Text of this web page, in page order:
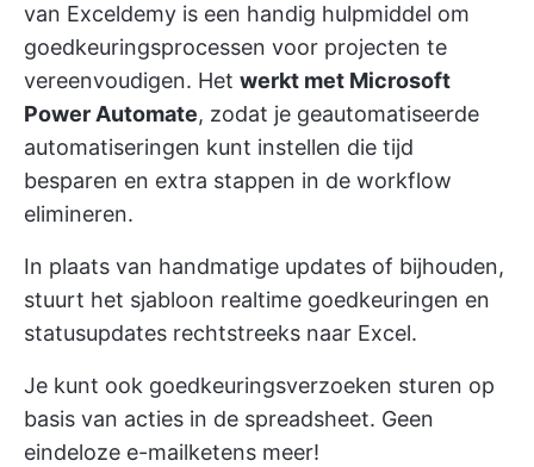
van Exceldemy is een handig hulpmiddel om
goedkeuringsprocessen voor projecten te
vereenvoudigen. Het werkt met Microsoft
Power Automate, zodat je geautomatiseerde
automatiseringen kunt instellen die tijd
besparen en extra stappen in de workflow
elimineren.
In plaats van handmatige updates of bijhouden,
stuurt het sjabloon realtime goedkeuringen en
statusupdates rechtstreeks naar Excel.
Je kunt ook goedkeuringsverzoeken sturen op
basis van acties in de spreadsheet. Geen
eindeloze e-mailketens meer!